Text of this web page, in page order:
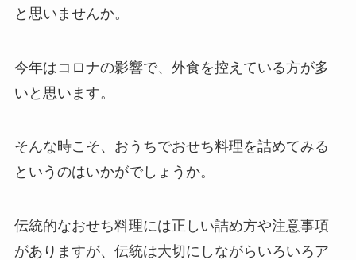
と思いませんか。
今年はコロナの影響で、外食を控えている方が多
いと思います。
そんな時こそ、おうちでおせち料理を詰めてみる
というのはいかがでしょうか。
伝統的なおせち料理には正しい詰め方や注意事項
がありますが、伝統は大切にしながらいろいろア